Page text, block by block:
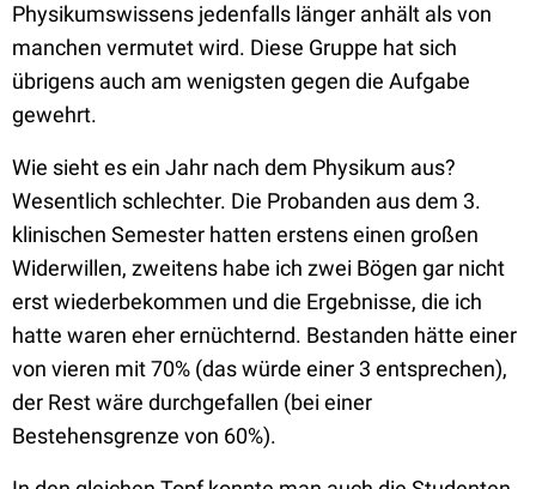
Physikumswissens jedenfalls länger anhält als von
manchen vermutet wird. Diese Gruppe hat sich
übrigens auch am wenigsten gegen die Aufgabe
gewehrt.
Wie sieht es ein Jahr nach dem Physikum aus?
Wesentlich schlechter. Die Probanden aus dem 3.
klinischen Semester hatten erstens einen großen
Widerwillen, zweitens habe ich zwei Bögen gar nicht
erst wiederbekommen und die Ergebnisse, die ich
hatte waren eher ernüchternd. Bestanden hätte einer
von vieren mit 70% (das würde einer 3 entsprechen),
der Rest wäre durchgefallen (bei einer
Bestehensgrenze von 60%).